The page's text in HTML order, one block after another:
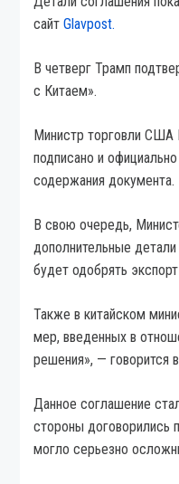
сайт Glavpost.
В четверг Трамп
с Китаем».
Министр торговли США
подписано и
содержания документа.
В свою очередь,
дополнительные
будет одобрять
Также в китайском
мер, введенных в
решения», — говорится
Данное соглашение
стороны договорились
могло серьезно